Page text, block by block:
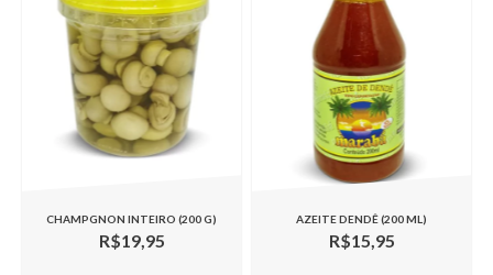
CHAMPGNON INTEIRO (200 G)
R$19,95
AZEITE DENDÊ (200 ML)
R$15,95